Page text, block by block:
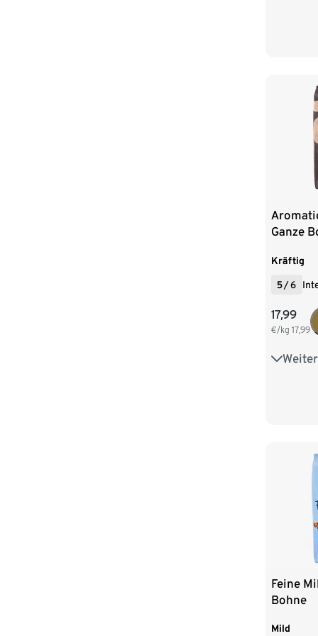
Ganze
Kräftig
5/6
17,99
€/kg 17,99
6 x 1 kg
Feine
Bohne
Mild